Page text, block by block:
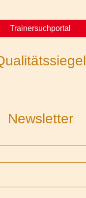
Trainersuchportal
Newsletter